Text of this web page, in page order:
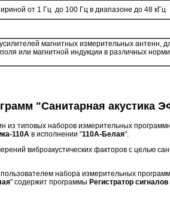
от 1 Гц до 100 Гц в диапазоне до 48 кГц
магнитных измерительных антенн,
или магнитной индукции в различных
"Санитарная акустика
из типовых наборов измерительных
110А в исполнении "110А-Белая".
виброакустических факторов с целью
набора измерительных
" содержит программы Регистратор сигналов